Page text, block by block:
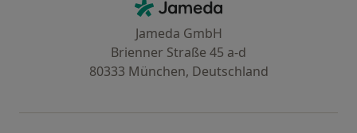
Jameda - Startseite
Jameda GmbH
Brienner Straße 45 a-d
80333 München, Deutschland